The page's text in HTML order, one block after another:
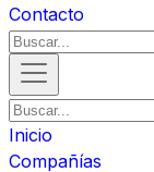
Contacto
Inicio
Compañías